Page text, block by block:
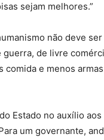
sejam melhores.”
não deve
de livre
comida e menos
Estado no auxílio
um governante,